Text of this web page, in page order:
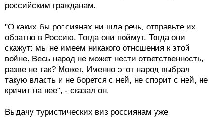
российским гражданам.
"О каких бы россиянах ни шла речь, отправьте их
обратно в Россию. Тогда они поймут. Тогда они
скажут: мы не имеем никакого отношения к этой
войне. Весь народ не может нести ответственность,
разве не так? Может. Именно этот народ выбрал
такую власть и не борется с ней, не спорит с ней, не
кричит на нее", - сказал он.
Выдачу туристических виз россиянам уже